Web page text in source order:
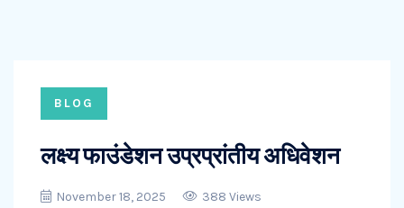
BLOG
लक्ष्य फाउंडेशन उप्रप्रांतीय अधिवेशन
November 18, 2025
388 Views